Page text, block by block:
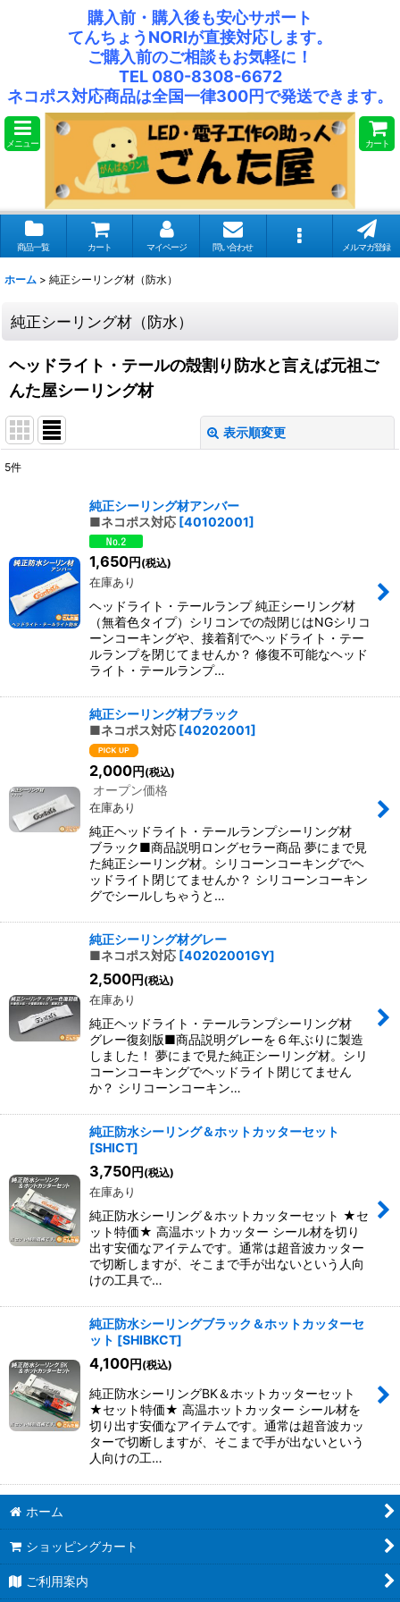
購入前・購入後も安心サポート
てんちょうNORIが直接対応します。
ご購入前のご相談もお気軽に！
TEL 080-8308-6672
ネコポス対応商品は全国一律300円で発送できます。
メニュー カート
商品一覧 カート マイページ 問い合わせ メルマガ登録
ホーム > 純正シーリング材（防水）
純正シーリング材（防水）
ヘッドライト・テールの殻割り防水と言えば元祖ご
んた屋シーリング材
表示順変更
5件
純正シーリング材アンバー
■ネコポス対応 [40102001]
1,650円 (税込)
在庫あり
ヘッドライト・テールランプ 純正シーリング材
（無着色タイプ）シリコンでの殻閉じはNGシリコ
ーンコーキングや、接着剤でヘッドライト・テー
ルランプを閉じてませんか？ 修復不可能なヘッド
ライト・テールランプ…
純正シーリング材ブラック
■ネコポス対応 [40202001]
2,000円 (税込)
オープン価格
在庫あり
純正ヘッドライト・テールランプシーリング材
ブラック■商品説明ロングセラー商品 夢にまで見
た純正シーリング材。シリコーンコーキングでヘ
ッドライト閉じてませんか？ シリコーンコーキン
グでシールしちゃうと…
純正シーリング材グレー
■ネコポス対応 [40202001GY]
2,500円 (税込)
在庫あり
純正ヘッドライト・テールランプシーリング材
グレー復刻版■商品説明グレーを６年ぶりに製造
しました！ 夢にまで見た純正シーリング材。シリ
コーンコーキングでヘッドライト閉じてません
か？ シリコーンコーキン…
純正防水シーリング＆ホットカッターセット
[SHICT]
3,750円 (税込)
在庫あり
純正防水シーリング＆ホットカッターセット ★セ
ット特価★ 高温ホットカッター シール材を切り
出す安価なアイテムです。通常は超音波カッター
で切断しますが、そこまで手が出ないという人向
けの工具で…
純正防水シーリングブラック＆ホットカッターセ
ット [SHIBKCT]
4,100円 (税込)
純正防水シーリングBK＆ホットカッターセット
★セット特価★ 高温ホットカッター シール材を
切り出す安価なアイテムです。通常は超音波カッ
ターで切断しますが、そこまで手が出ないという
人向けの工…
ホーム
ショッピングカート
ご利用案内